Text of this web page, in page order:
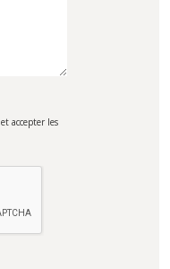
et accepter les